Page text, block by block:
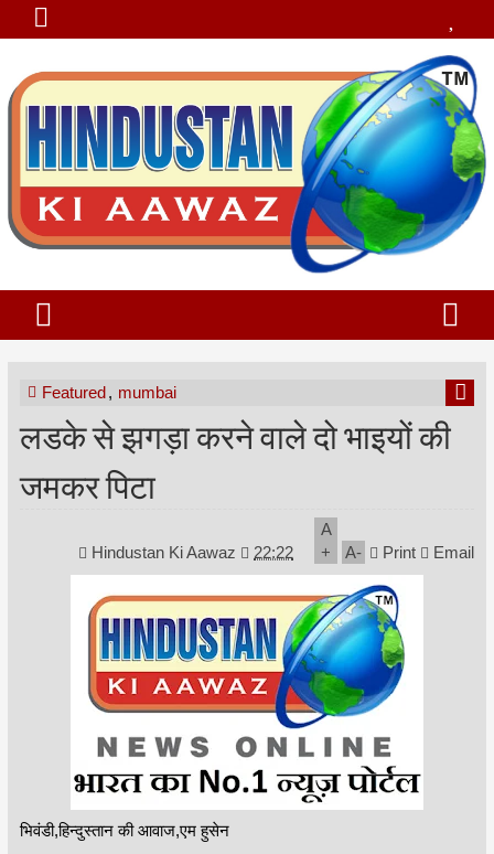
Featured, mumbai
लडके से झगड़ा करने वाले दो भाइयों की
जमकर पिटा
Hindustan Ki Aawaz 22:22
A
+
A- Print Email
भिवंडी,हिन्दुस्तान की आवाज,एम हुसेन